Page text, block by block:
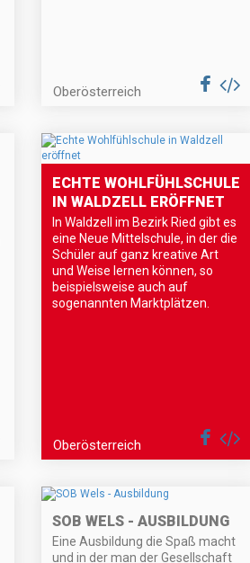
Oberösterreich
ECHTE WOHLFÜHLSCHULE
IN WALDZELL ERÖFFNET
In Waldzell im Bezirk Ried gibt es
eine Neue Mittelschule, in der die
Schüler auf ganz kreative Art
und Weise lernen können, so
beispielsweise auch auf
sogenannten Marktplätzen.
Oberösterreich
SOB WELS - AUSBILDUNG
Eine Ausbildung die Spaß macht
und in der man der Gesellschaft